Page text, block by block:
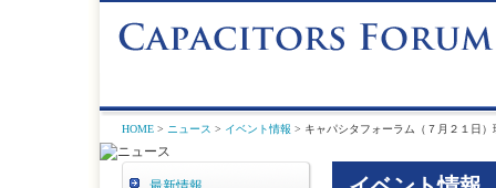
HOME > ニュース > イベント情報 > キャパシタフォーラム（７月２１日）